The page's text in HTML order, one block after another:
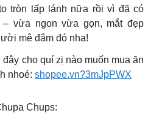
tròn lấp lánh nữa rồi vì đã có
– vừa ngon vừa gọn, mắt đẹp
mê đắm đó nha!
cho quí zị nào muốn mua ăn
nhoé: shopee.vn?3mJpPWX
Chups: